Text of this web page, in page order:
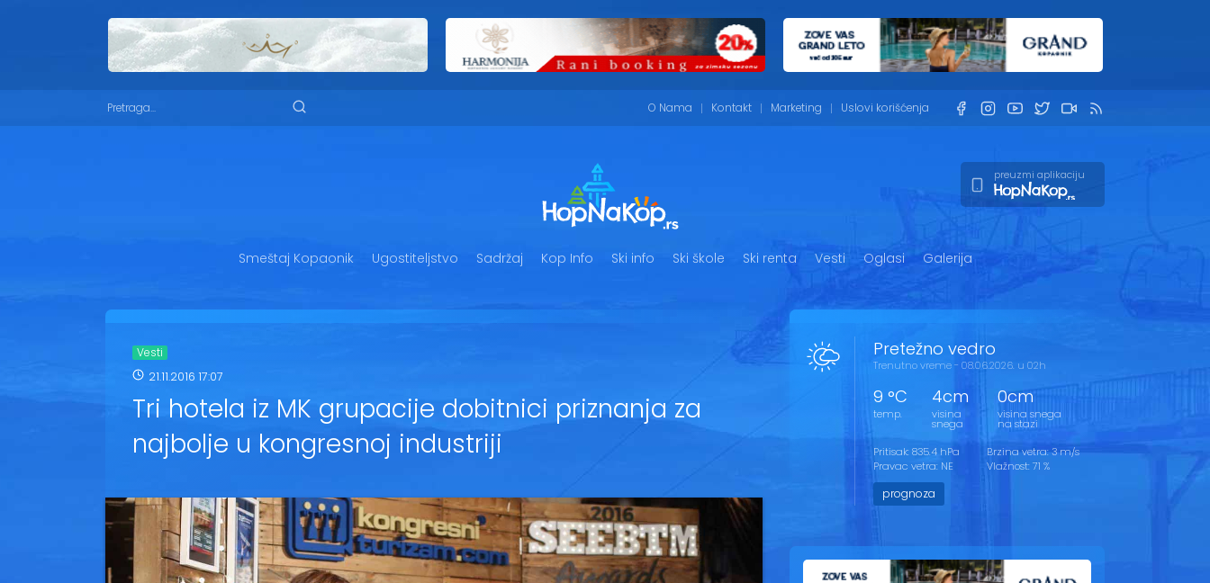
O Nama Kontakt Marketing Uslovi korišćenja
preuzmi aplikaciju
Smeštaj Kopaonik Ugostiteljstvo Sadržaj Kop Info Ski info Ski škole Ski renta Vesti Oglasi Galerija
Vesti
21.11.2016 17:07
Tri hotela iz MK grupacije dobitnici priznanja za
najbolje u kongresnoj industriji
Pretežno vedro
Trenutno vreme - 08.06.2026. u 02h
9 °C
temp.
4cm
visina
snega
0cm
visina snega
na stazi
Pritisak: 835.4 hPa
Pravac vetra: NE
Brzina vetra: 3 m/s
Vlažnost: 71 %
prognoza